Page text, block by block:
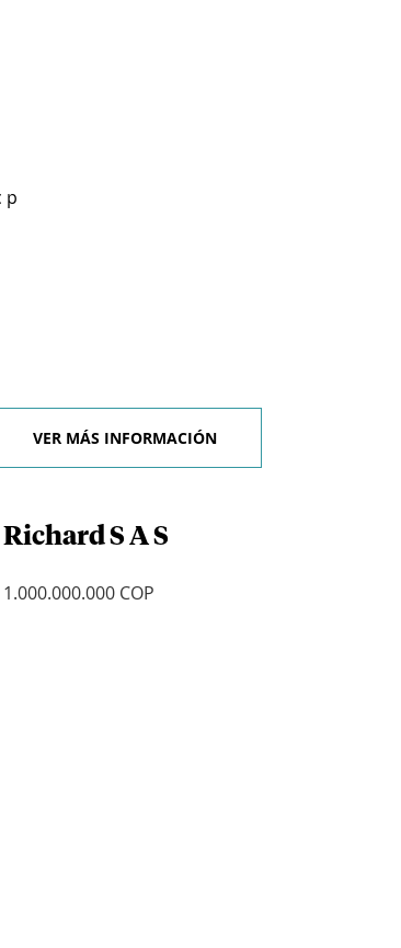
p
VER MÁS INFORMACIÓN
S A S
COP